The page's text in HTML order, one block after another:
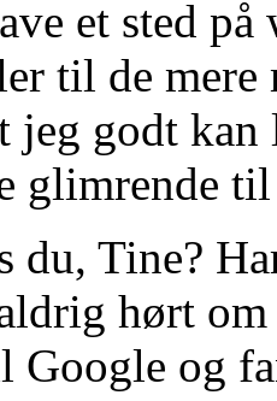
et sted
til de
godt kan
glimrende
du, Tine?
hørt
Google og